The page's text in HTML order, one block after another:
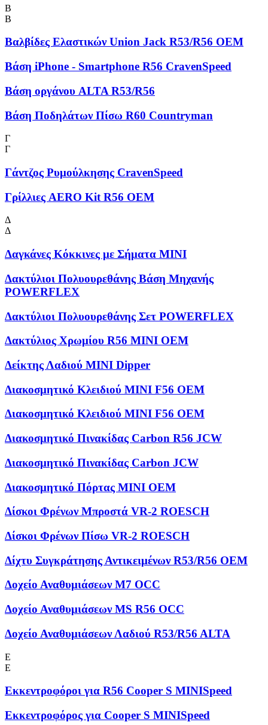
Β
Β
Βαλβίδες Ελαστικών Union Jack R53/R56 OEM
Βάση iPhone - Smartphone R56 CravenSpeed
Βάση οργάνου ALTA R53/R56
Βάση Ποδηλάτων Πίσω R60 Countryman
Γ
Γ
Γάντζος Ρυμούλκησης CravenSpeed
Γρίλλιες AERO Kit R56 OEM
Δ
Δ
Δαγκάνες Κόκκινες με Σήματα MINI
Δακτύλιοι Πολυουρεθάνης Βάση Μηχανής
POWERFLEX
Δακτύλιοι Πολυουρεθάνης Σετ POWERFLEX
Δακτύλιος Χρωμίου R56 MINI OEM
Δείκτης Λαδιού MINI Dipper
Διακοσμητικό Κλειδιού MINI F56 OEM
Διακοσμητικό Κλειδιού MINI F56 OEM
Διακοσμητικό Πινακίδας Carbon R56 JCW
Διακοσμητικό Πινακίδας Carbon JCW
Διακοσμητικό Πόρτας MINI OEM
Δίσκοι Φρένων Μπροστά VR-2 ROESCH
Δίσκοι Φρένων Πίσω VR-2 ROESCH
Δίχτυ Συγκράτησης Αντικειμένων R53/R56 OEM
Δοχείο Αναθυμιάσεων M7 OCC
Δοχείο Αναθυμιάσεων MS R56 OCC
Δοχείο Αναθυμιάσεων Λαδιού R53/R56 ALTA
Ε
Ε
Εκκεντροφόροι για R56 Cooper S MINISpeed
Εκκεντροφόρος για Cooper S MINISpeed